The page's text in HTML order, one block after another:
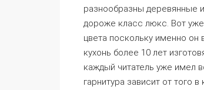
разнообразны деревянные
дороже класс люкс. Вот
цвета поскольку именно он
кухонь более 10 лет
каждый читатель уже имел
гарнитура зависит от того